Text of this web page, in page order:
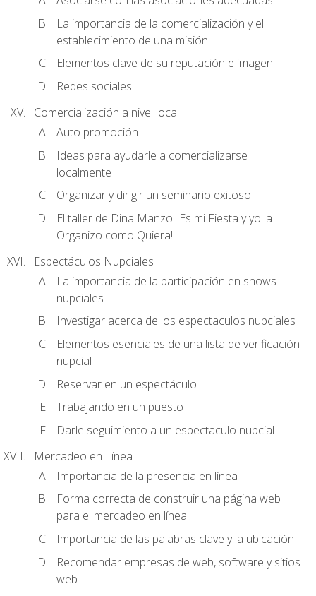
La importancia de la comercialización y el
establecimiento de una misión
Elementos clave de su reputación e imagen
Redes sociales
Comercialización a nivel local
Auto promoción
Ideas para ayudarle a comercializarse
localmente
Organizar y dirigir un seminario exitoso
El taller de Dina Manzo...Es mi Fiesta y yo la
Organizo como Quiera!
Espectáculos Nupciales
La importancia de la participación en shows
nupciales
Investigar acerca de los espectaculos nupciales
Elementos esenciales de una lista de verificación
nupcial
Reservar en un espectáculo
Trabajando en un puesto
Darle seguimiento a un espectaculo nupcial
Mercadeo en Línea
Importancia de la presencia en línea
Forma correcta de construir una página web
para el mercadeo en línea
Importancia de las palabras clave y la ubicación
Recomendar empresas de web, software y sitios
web